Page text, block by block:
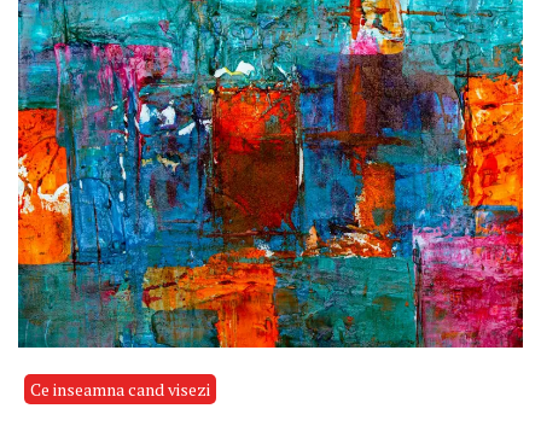
Ce inseamna cand visezi